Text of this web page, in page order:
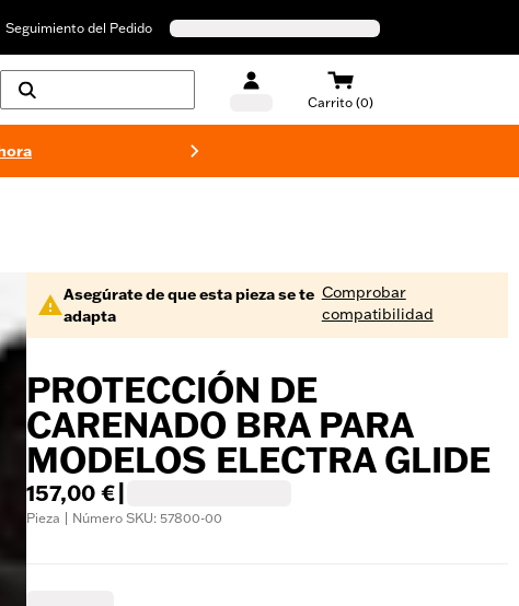
Seguimiento del Pedido
Carrito (0)
Asegúrate de que esta pieza se te
adapta
Comprobar
compatibilidad
PROTECCIÓN DE
CARENADO BRA PARA
MODELOS ELECTRA GLIDE
157,00 €
Pieza | Número SKU: 57800-00